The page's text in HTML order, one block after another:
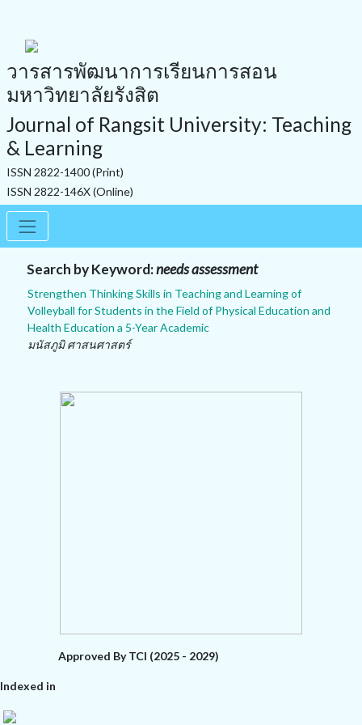
วารสารพัฒนาการเรียนการสอน
มหาวิทยาลัยรังสิต
Journal of Rangsit University: Teaching
& Learning
ISSN 2822-1400 (Print)
ISSN 2822-146X (Online)
Search by Keyword:needs assessment
Strengthen Thinking Skills in Teaching and Learning of
Volleyball for Students in the Field of Physical Education and
Health Education a 5-Year Academic
มนัสภูมิ ศาสนศาสตร์
Approved By TCI (2025 - 2029)
Indexed in